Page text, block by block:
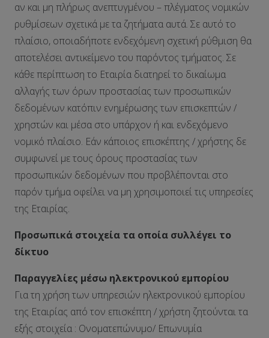
αν και μη πλήρως ανεπτυγμένου – πλέγματος νομικών
ρυθμίσεων σχετικά με τα ζητήματα αυτά. Σε αυτό το
πλαίσιο, οποιαδήποτε ενδεχόμενη σχετική ρύθμιση θα
αποτελέσει αντικείμενο του παρόντος τμήματος. Σε
κάθε περίπτωση το Εταιρία διατηρεί το δικαίωμα
αλλαγής των όρων προστασίας των προσωπικών
δεδομένων κατόπιν ενημέρωσης των επισκεπτών /
χρηστών και μέσα στο υπάρχον ή και ενδεχόμενο
νομικό πλαίσιο. Εάν κάποιος επισκέπτης / χρήστης δε
συμφωνεί με τους όρους προστασίας των
προσωπικών δεδομένων που προβλέπονται στο
παρόν τμήμα οφείλει να μη χρησιμοποιεί τις υπηρεσίες
της Εταιρίας.
Προσωπικά στοιχεία τα οποία συλλέγει το
δίκτυο
Παραγγελίες μέσω ηλεκτρονικού εμπορίου
Για τη χρήση των υπηρεσιών ηλεκτρονικού εμπορίου
της Εταιρίας από τον επισκέπτη / χρήστη ζητούνται τα
εξής στοιχεία : Ονοματεπώνυμο/ Επωνυμία